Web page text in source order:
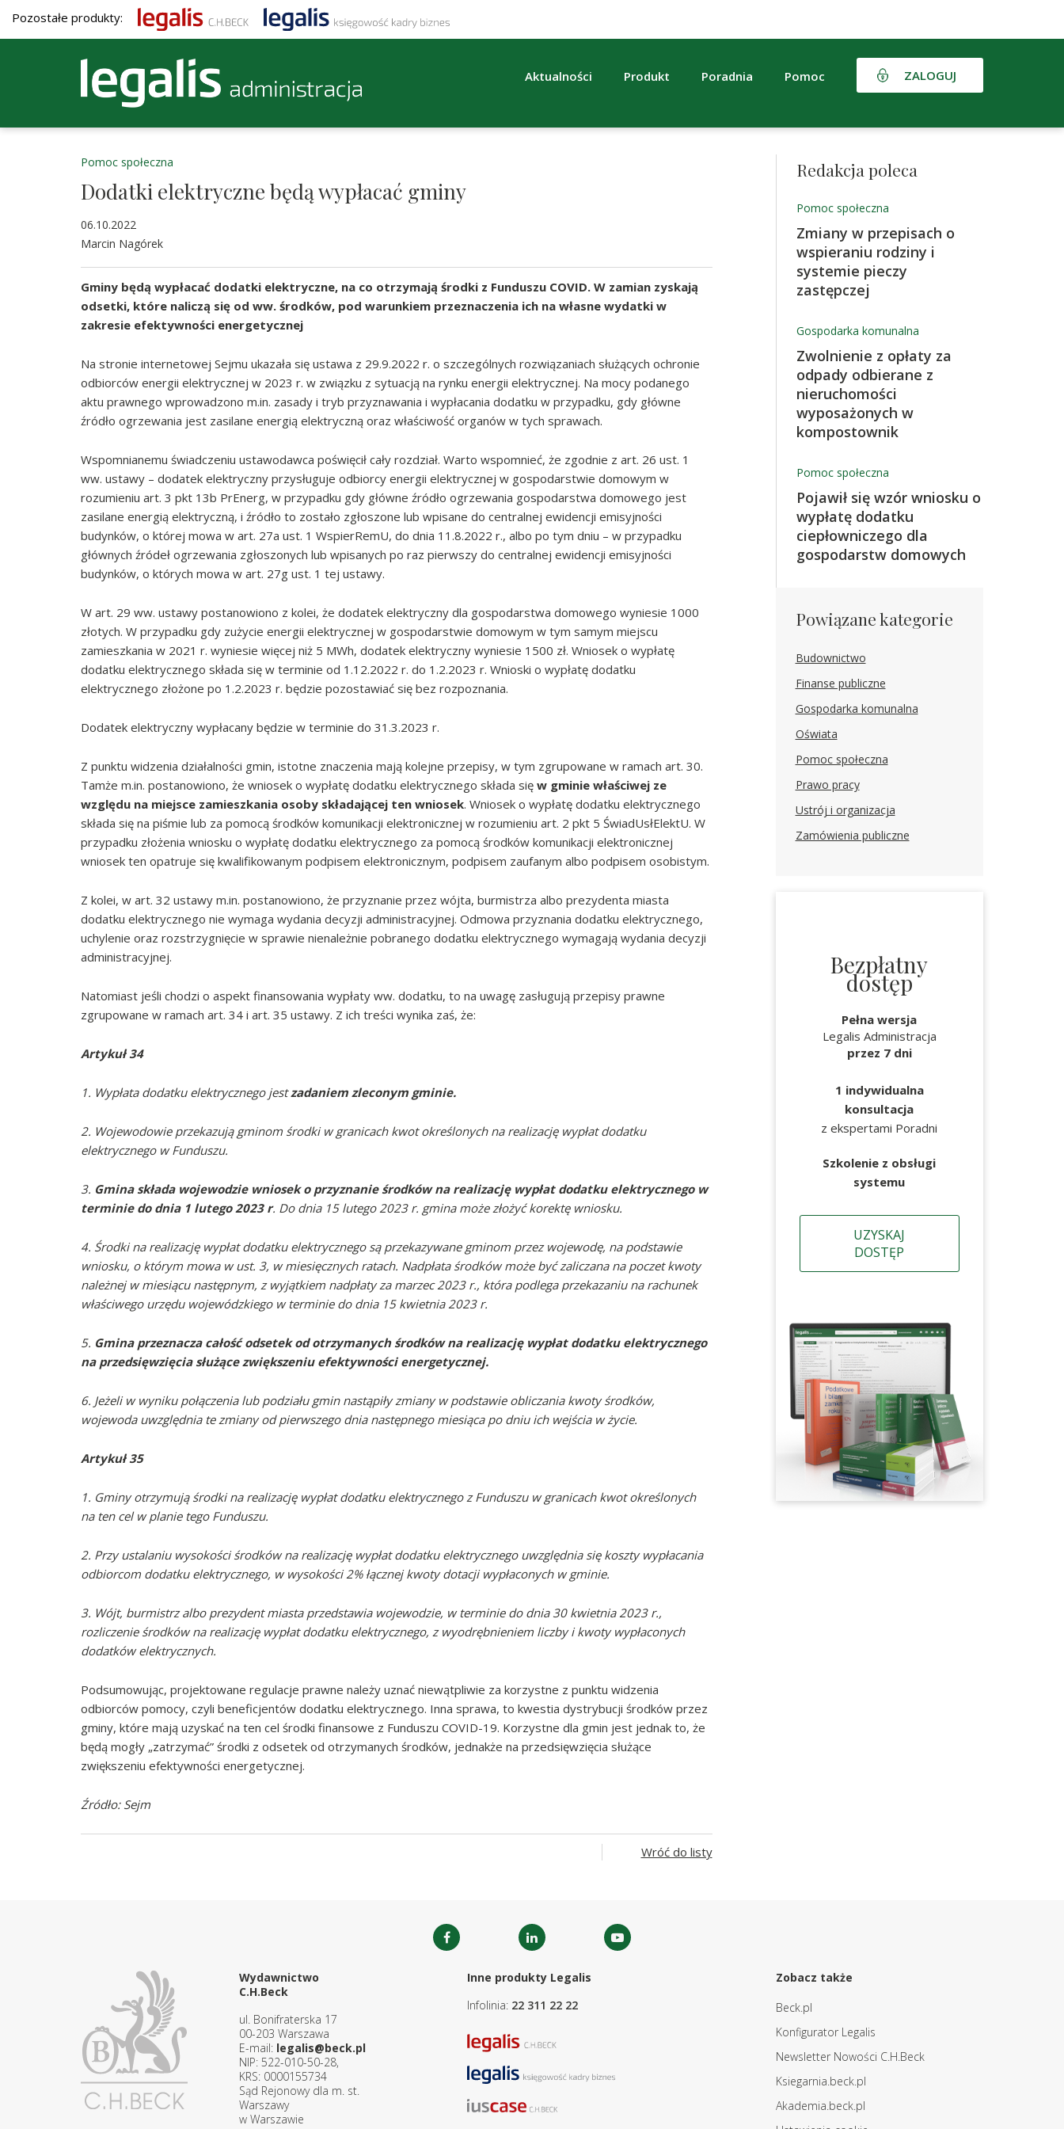
Pozostałe produkty:
Aktualności Produkt Poradnia Pomoc ZALOGUJ
Pomoc społeczna
Dodatki elektryczne będą wypłacać gminy
06.10.2022
Marcin Nagórek
Gminy będą wypłacać dodatki elektryczne, na co otrzymają środki z Funduszu COVID. W zamian zyskają
odsetki, które naliczą się od ww. środków, pod warunkiem przeznaczenia ich na własne wydatki w
zakresie efektywności energetycznej
Na stronie internetowej Sejmu ukazała się ustawa z 29.9.2022 r. o szczególnych rozwiązaniach służących ochronie
odbiorców energii elektrycznej w 2023 r. w związku z sytuacją na rynku energii elektrycznej. Na mocy podanego
aktu prawnego wprowadzono m.in. zasady i tryb przyznawania i wypłacania dodatku w przypadku, gdy główne
źródło ogrzewania jest zasilane energią elektryczną oraz właściwość organów w tych sprawach.
Wspomnianemu świadczeniu ustawodawca poświęcił cały rozdział. Warto wspomnieć, że zgodnie z art. 26 ust. 1
ww. ustawy – dodatek elektryczny przysługuje odbiorcy energii elektrycznej w gospodarstwie domowym w
rozumieniu art. 3 pkt 13b PrEnerg, w przypadku gdy główne źródło ogrzewania gospodarstwa domowego jest
zasilane energią elektryczną, i źródło to zostało zgłoszone lub wpisane do centralnej ewidencji emisyjności
budynków, o której mowa w art. 27a ust. 1 WspierRemU, do dnia 11.8.2022 r., albo po tym dniu – w przypadku
głównych źródeł ogrzewania zgłoszonych lub wpisanych po raz pierwszy do centralnej ewidencji emisyjności
budynków, o których mowa w art. 27g ust. 1 tej ustawy.
W art. 29 ww. ustawy postanowiono z kolei, że dodatek elektryczny dla gospodarstwa domowego wyniesie 1000
złotych. W przypadku gdy zużycie energii elektrycznej w gospodarstwie domowym w tym samym miejscu
zamieszkania w 2021 r. wyniesie więcej niż 5 MWh, dodatek elektryczny wyniesie 1500 zł. Wniosek o wypłatę
dodatku elektrycznego składa się w terminie od 1.12.2022 r. do 1.2.2023 r. Wnioski o wypłatę dodatku
elektrycznego złożone po 1.2.2023 r. będzie pozostawiać się bez rozpoznania.
Dodatek elektryczny wypłacany będzie w terminie do 31.3.2023 r.
Z punktu widzenia działalności gmin, istotne znaczenia mają kolejne przepisy, w tym zgrupowane w ramach art. 30.
Tamże m.in. postanowiono, że wniosek o wypłatę dodatku elektrycznego składa się w gminie właściwej ze
względu na miejsce zamieszkania osoby składającej ten wniosek. Wniosek o wypłatę dodatku elektrycznego
składa się na piśmie lub za pomocą środków komunikacji elektronicznej w rozumieniu art. 2 pkt 5 ŚwiadUsłElektU. W
przypadku złożenia wniosku o wypłatę dodatku elektrycznego za pomocą środków komunikacji elektronicznej
wniosek ten opatruje się kwalifikowanym podpisem elektronicznym, podpisem zaufanym albo podpisem osobistym.
Z kolei, w art. 32 ustawy m.in. postanowiono, że przyznanie przez wójta, burmistrza albo prezydenta miasta
dodatku elektrycznego nie wymaga wydania decyzji administracyjnej. Odmowa przyznania dodatku elektrycznego,
uchylenie oraz rozstrzygnięcie w sprawie nienależnie pobranego dodatku elektrycznego wymagają wydania decyzji
administracyjnej.
Natomiast jeśli chodzi o aspekt finansowania wypłaty ww. dodatku, to na uwagę zasługują przepisy prawne
zgrupowane w ramach art. 34 i art. 35 ustawy. Z ich treści wynika zaś, że:
Artykuł 34
1. Wypłata dodatku elektrycznego jestzadaniem zleconym gminie.
2. Wojewodowie przekazują gminom środki w granicach kwot określonych na realizację wypłat dodatku
elektrycznego w Funduszu.
3. Gmina składa wojewodzie wniosek o przyznanie środków na realizację wypłat dodatku elektrycznego w
terminie do dnia 1 lutego 2023 r. Do dnia 15 lutego 2023 r. gmina może złożyć korektę wniosku.
4. Środki na realizację wypłat dodatku elektrycznego są przekazywane gminom przez wojewodę, na podstawie
wniosku, o którym mowa w ust. 3, w miesięcznych ratach. Nadpłata środków może być zaliczana na poczet kwoty
należnej w miesiącu następnym, z wyjątkiem nadpłaty za marzec 2023 r., która podlega przekazaniu na rachunek
właściwego urzędu wojewódzkiego w terminie do dnia 15 kwietnia 2023 r.
5. Gmina przeznacza całość odsetek od otrzymanych środków na realizację wypłat dodatku elektrycznego
na przedsięwzięcia służące zwiększeniu efektywności energetycznej.
6. Jeżeli w wyniku połączenia lub podziału gmin nastąpiły zmiany w podstawie obliczania kwoty środków,
wojewoda uwzględnia te zmiany od pierwszego dnia następnego miesiąca po dniu ich wejścia w życie.
Artykuł 35
1. Gminy otrzymują środki na realizację wypłat dodatku elektrycznego z Funduszu w granicach kwot określonych
na ten cel w planie tego Funduszu.
2. Przy ustalaniu wysokości środków na realizację wypłat dodatku elektrycznego uwzględnia się koszty wypłacania
odbiorcom dodatku elektrycznego, w wysokości 2% łącznej kwoty dotacji wypłaconych w gminie.
3. Wójt, burmistrz albo prezydent miasta przedstawia wojewodzie, w terminie do dnia 30 kwietnia 2023 r.,
rozliczenie środków na realizację wypłat dodatku elektrycznego, z wyodrębnieniem liczby i kwoty wypłaconych
dodatków elektrycznych.
Podsumowując, projektowane regulacje prawne należy uznać niewątpliwie za korzystne z punktu widzenia
odbiorców pomocy, czyli beneficjentów dodatku elektrycznego. Inna sprawa, to kwestia dystrybucji środków przez
gminy, które mają uzyskać na ten cel środki finansowe z Funduszu COVID-19. Korzystne dla gmin jest jednak to, że
będą mogły „zatrzymać” środki z odsetek od otrzymanych środków, jednakże na przedsięwzięcia służące
zwiększeniu efektywności energetycznej.
Źródło: Sejm
Wróć do listy
Redakcja poleca
Pomoc społeczna
Zmiany w przepisach o
wspieraniu rodziny i
systemie pieczy
zastępczej
Gospodarka komunalna
Zwolnienie z opłaty za
odpady odbierane z
nieruchomości
wyposażonych w
kompostownik
Pomoc społeczna
Pojawił się wzór wniosku o
wypłatę dodatku
ciepłowniczego dla
gospodarstw domowych
Powiązane kategorie
Budownictwo
Finanse publiczne
Gospodarka komunalna
Oświata
Pomoc społeczna
Prawo pracy
Ustrój i organizacja
Zamówienia publiczne
Bezpłatny
dostęp
Pełna wersja
Legalis Administracja
przez 7 dni
1 indywidualna
konsultacja
z ekspertami Poradni
Szkolenie z obsługi
systemu
UZYSKAJ
DOSTĘP
Wydawnictwo
C.H.Beck
ul. Bonifraterska 17
00-203 Warszawa
E-mail: legalis@beck.pl
NIP: 522-010-50-28,
KRS: 0000155734
Sąd Rejonowy dla m. st.
Warszawy
w Warszawie
Inne produkty Legalis
Infolinia: 22 311 22 22
Zobacz także
Beck.pl
Konfigurator Legalis
Newsletter Nowości C.H.Beck
Ksiegarnia.beck.pl
Akademia.beck.pl